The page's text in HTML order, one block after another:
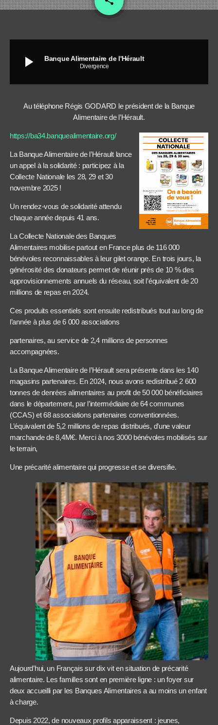
play_arrow Banque Alimentaire de l'Hérault
Divergence
Au téléphone Régis GODARD le président de la Banque
Alimentaire de l’Hérault.
https://ba34.banquealimentaire.org/
La Banque Alimentaire de l’Hérault lance
un appel à la solidarité : participez à la
Collecte Nationale les 28, 29 et 30
novembre 2025 !
Un rendez-vous de solidarité attendu
chaque année depuis 41 ans.
La Collecte Nationale des Banques
Alimentaires mobilise partout en France plus de 116 000
bénévoles reconnaissables à leur gilet orange. En trois jours, la
générosité des donateurs permet de réunir près de 10 % des
approvisionnements annuels du réseau, soit l’équivalent de 20
millions de repas en 2024.
Ces produits essentiels sont ensuite redistribués tout au long de
l’année à plus de 6 000 associations
partenaires, au service de 2,4 millions de personnes
accompagnées.
La Banque Alimentaire de l’Hérault sera présente dans les 140
magasins partenaires. En 2024, nous avons redistribué 2 600
tonnes de denrées alimentaires au profit de 50 000 bénéficiaires
dans le département, par l’intermédiaire de 64 communes
(CCAS) et 68 associations partenaires conventionnées.
L’équivalent de 5,2 millions de repas distribués, d’une valeur
marchande de 8,4M€. Merci à nos 3000 bénévoles mobilisés sur
le terrain,
Une précarité alimentaire qui progresse et se diversifie.
Aujourd’hui, un Français sur dix vit en situation de précarité
alimentaire. Les familles sont en première ligne : un foyer sur
deux accueilli par les Banques Alimentaires a au moins un enfant
à charge.
Depuis 2022, de nouveaux profils apparaissent : jeunes,